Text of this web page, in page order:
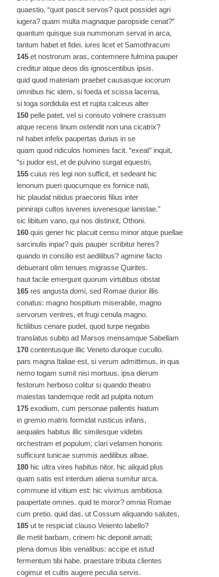
quaestio. “quot pascit servos? quot possidet agri
iugera? quam multa magnaque paropside cenat?”
quantum quisque sua nummorum servat in arca,
tantum habet et fidei. iures licet et Samothracum
145et nostrorum aras, contemnere fulmina pauper
creditur atque deos dis ignoscentibus ipsis.
quid quod materiam praebet causasque iocorum
omnibus hic idem, si foeda et scissa lacerna,
si toga sordidula est et rupta calceus alter
150pelle patet, vel si consuto volnere crassum
atque recens linum ostendit non una cicatrix?
nil habet infelix paupertas durius in se
quam quod ridiculos homines facit. “exeat” inquit,
“si pudor est, et de pulvino surgat equestri,
155cuius res legi non sufficit, et sedeant hic
lenonum pueri quocumque ex fornice nati,
hic plaudat nitidus praeconis filius inter
pinnirapi cultos iuvenes iuvenesque lanistae.”
sic libitum vano, qui nos distinxit, Othoni.
160quis gener hic placuit censu minor atque puellae
sarcinulis inpar? quis pauper scribitur heres?
quando in consilio est aedilibus? agmine facto
debuerant olim tenues migrasse Quirites.
haut facile emergunt quorum virtutibus obstat
165res angusta domi, sed Romae durior illis
conatus: magno hospitium miserabile, magno
servorum ventres, et frugi cenula magno.
fictilibus cenare pudet, quod turpe negabis
translatus subito ad Marsos mensamque Sabellam
170contentusque illic Veneto duroque cucullo.
pars magna Italiae est, si verum admittimus, in qua
nemo togam sumit nisi mortuus. ipsa dierum
festorum herboso colitur si quando theatro
maiestas tandemque redit ad pulpita notum
175exodium, cum personae pallentis hiatum
in gremio matris formidat rusticus infans,
aequales habitus illic similesque videbis
orchestram et populum; clari velamen honoris
sufficiunt tunicae summis aedilibus albae.
180hic ultra vires habitus nitor, hic aliquid plus
quam satis est interdum aliena sumitur arca.
commune id vitium est: hic vivimus ambitiosa
paupertate omnes. quid te moror? omnia Romae
cum pretio. quid das, ut Cossum aliquando salutes,
185ut te respiciat clauso Veiiento labello?
ille metit barbam, crinem hic deponit amati;
plena domus libis venalibus: accipe et istud
fermentum tibi habe. praestare tributa clientes
cogimur et cultis augere peculia servis.